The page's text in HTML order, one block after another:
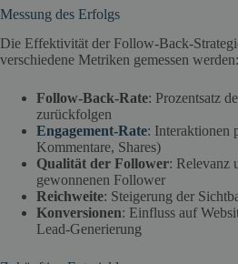
Messung des Erfolgs
Die Effektivität der Follow-Back-
verschiedene Metriken gemessen werden:
Follow-Back-Rate: Prozentsatz
zurückfolgen
Engagement-Rate: Interaktionen
Kommentare, Shares)
Qualität der Follower: Relevanz
gewonnenen Follower
Reichweite: Steigerung der
Konversionen: Einfluss auf
Lead-Generierung